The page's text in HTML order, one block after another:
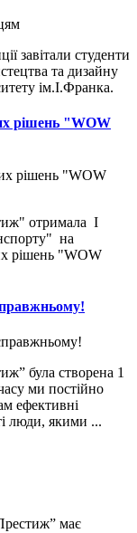
завітали студенти
та дизайну
ім.І.Франка.
рішень "WOW
отримала I
на
рішень "WOW
була створена 1
ми постійно
ефективні
люди, якими ...
має